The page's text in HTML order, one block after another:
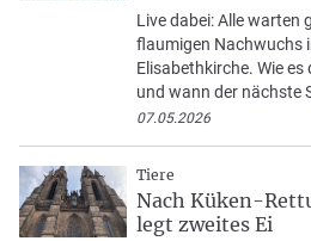
Live dabei: Alle warten
flaumigen Nachwuchs
Elisabethkirche. Wie
und wann der nächste
07.05.2026
Tiere
Nach Küken-
legt zweites Ei